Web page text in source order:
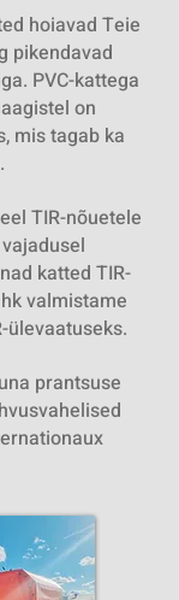
hoiavad Teie
pikendavad
PVC-kattega
on
mis tagab ka
TIR-nõuetele
katted TIR-
valmistame
ülevaatuseks.
prantsuse